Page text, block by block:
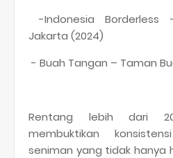
-Indonesia Borderless
Jakarta (2024)
- Buah Tangan – Taman
Rentang lebih dari
membuktikan
seniman yang tidak hanya